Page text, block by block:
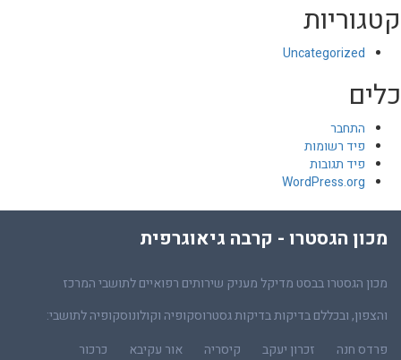
קטגוריות
Uncategorized
כלים
התחבר
פיד רשומות
פיד תגובות
WordPress.org
מכון הגסטרו - קרבה גיאוגרפית
מכון הגסטרו בבסט מדיקל מעניק שירותים רפואיים לתושבי המרכז
והצפון, ובכללם בדיקות בדיקות גסטרוסקופיה וקולונוסקופיה לתושבי:
פרדס חנה
זכרון יעקב קיסריה אור עקיבא
כרכור